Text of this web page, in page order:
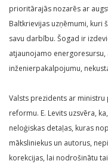
prioritārajās nozarēs ar
Baltkrievijas uzņēmumi, kuri
savu darbību. Šogad ir
atjaunojamo
inženierpakalpojumu,
Valsts prezidents ar
reformu. E. Levits uzsvēra,
neloģiskas detaļas, kuras
māksliniekus un autorus,
korekcijas, lai nodrošinātu